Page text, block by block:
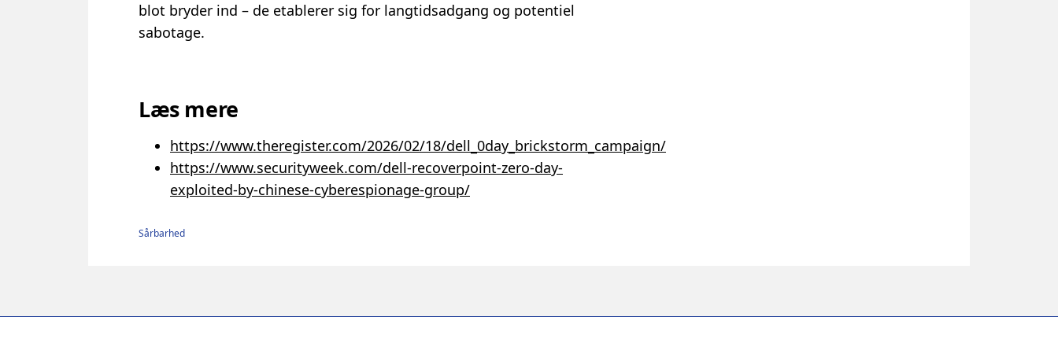
blot bryder ind – de etablerer sig for langtidsadgang og potentiel
sabotage.
Læs mere
https://www.theregister.com/2026/02/18/dell_0day_brickstorm_campaign/
https://www.securityweek.com/dell-recoverpoint-zero-day-
exploited-by-chinese-cyberespionage-group/
Sårbarhed